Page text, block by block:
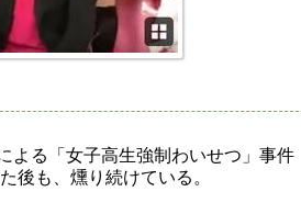
る「女子高生強制わいせつ」事件
後も、燻り続けている。